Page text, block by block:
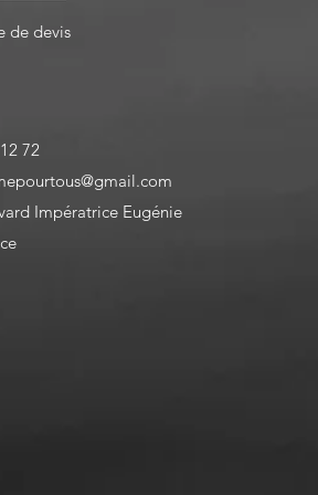
de devis
72
Impératrice Eugénie